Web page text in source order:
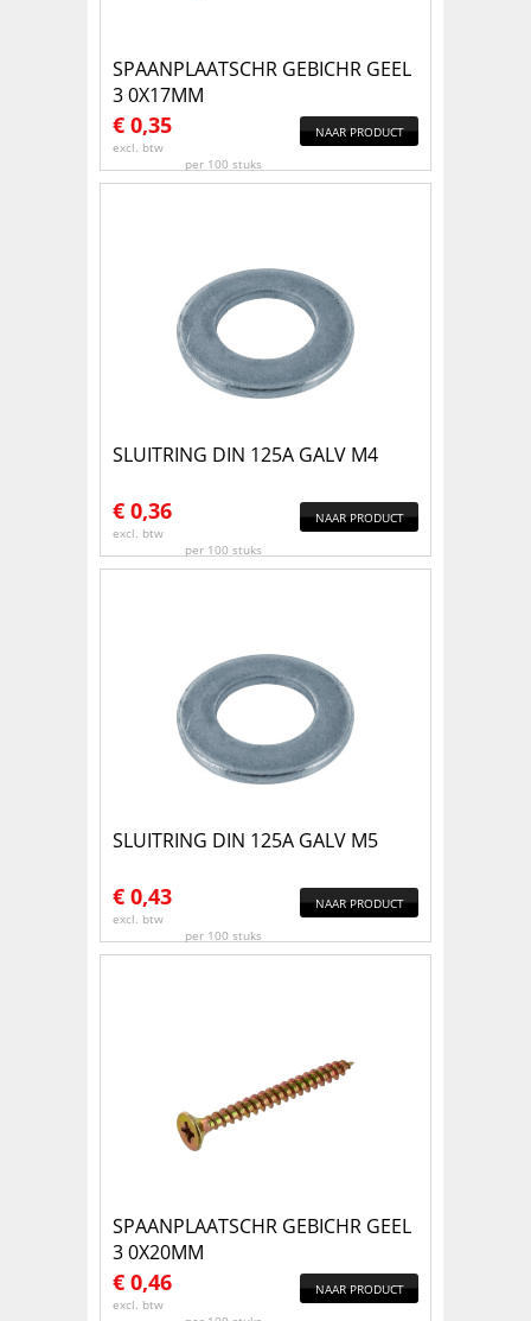
SPAANPLAATSCHR GEBICHR GEEL
3 0X17MM
€ 0,35
excl. btw
per 100 stuks
NAAR PRODUCT
SLUITRING DIN 125A GALV M4
€ 0,36
excl. btw
per 100 stuks
NAAR PRODUCT
SLUITRING DIN 125A GALV M5
€ 0,43
excl. btw
per 100 stuks
NAAR PRODUCT
SPAANPLAATSCHR GEBICHR GEEL
3 0X20MM
€ 0,46
excl. btw
NAAR PRODUCT